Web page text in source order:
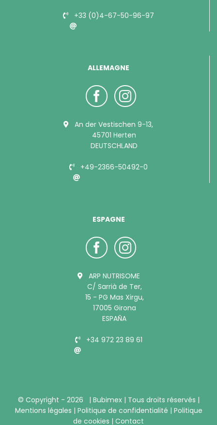
+33 (0)4-67-50-96-97
ALLEMAGNE
An der Vestischen 9-13,
45701 Herten
DEUTSCHLAND
+49-2366-50492-0
ESPAGNE
ARP NUTRISOME
C/ Sarrià de Ter,
15 - PG Mas Xirgu,
17005 Girona
ESPAÑA
+34 972 23 89 61
© Copyright - 2026 | Bubimex | Tous droits réservés |
Mentions légales | Politique de confidentialité | Politique
de cookies | Contact